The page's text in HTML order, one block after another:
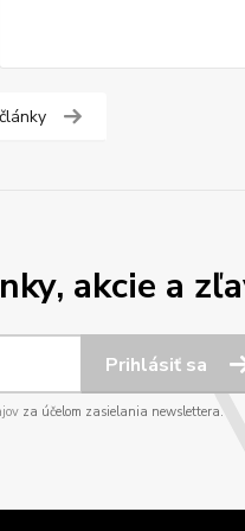
akcie a
Prihlásiť sa
za účelom zasielania newslettera.